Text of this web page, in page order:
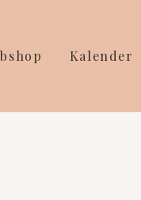
Kalender